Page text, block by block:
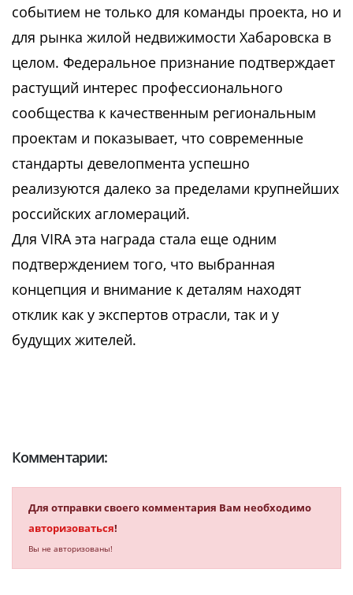
событием не только для команды проекта, но и
для рынка жилой недвижимости Хабаровска в
целом. Федеральное признание подтверждает
растущий интерес профессионального
сообщества к качественным региональным
проектам и показывает, что современные
стандарты девелопмента успешно
реализуются далеко за пределами крупнейших
российских агломераций.
Для VIRA эта награда стала еще одним
подтверждением того, что выбранная
концепция и внимание к деталям находят
отклик как у экспертов отрасли, так и у
будущих жителей.
Комментарии:
Для отправки своего комментария Вам необходимо
авторизоваться!
Вы не авторизованы!